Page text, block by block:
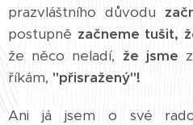
prazvláštního důvodu
postupně začneme tušit,
že něco neladí, že jsme
říkám, "přisražený"!
Ani já jsem o své